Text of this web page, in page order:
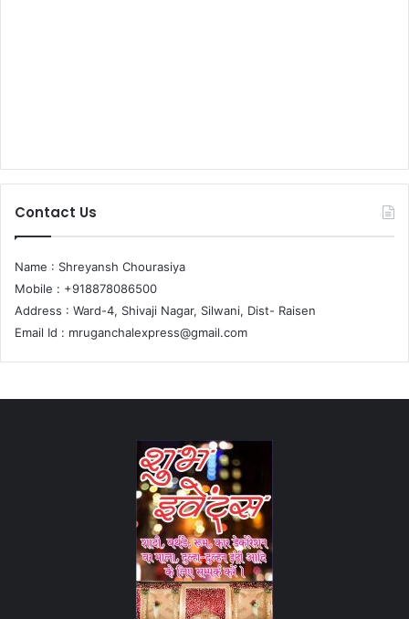
Contact Us
Name : Shreyansh Chourasiya
Mobile : +918878086500
Address : Ward-4, Shivaji Nagar, Silwani, Dist- Raisen
Email Id : mruganchalexpress@gmail.com